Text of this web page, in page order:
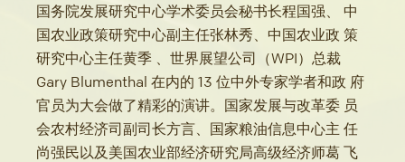
国务院发展研究中心学术委员会秘书长程国强、 中
国农业政策研究中心副主任张林秀、中国农业政 策
研究中心主任黄季 、世界展望公司（WPI）总裁
Gary Blumenthal 在内的 13 位中外专家学者和政 府
官员为大会做了精彩的演讲。国家发展与改革委 员
会农村经济司副司长方言、国家粮油信息中心主 任
尚强民以及美国农业部经济研究局高级经济师葛 飞